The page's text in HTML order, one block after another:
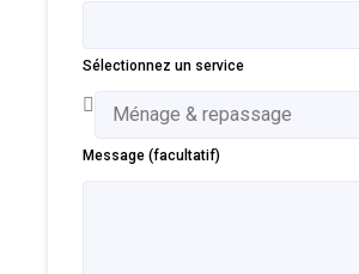
Sélectionnez un service
Message (facultatif)